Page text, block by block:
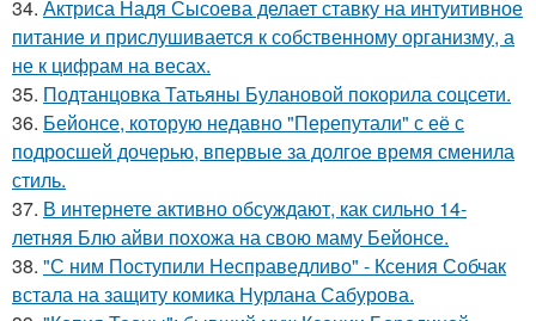
34. Актриса Надя Сысоева делает ставку на интуитивное
питание и прислушивается к собственному организму, а
не к цифрам на весах.
35. Подтанцовка Татьяны Булановой покорила соцсети.
36. Бейонсе, которую недавно "Перепутали" с её с
подросшей дочерью, впервые за долгое время сменила
стиль.
37. В интернете активно обсуждают, как сильно 14-
летняя Блю айви похожа на свою маму Бейонсе.
38. "С ним Поступили Несправедливо" - Ксения Собчак
встала на защиту комика Нурлана Сабурова.